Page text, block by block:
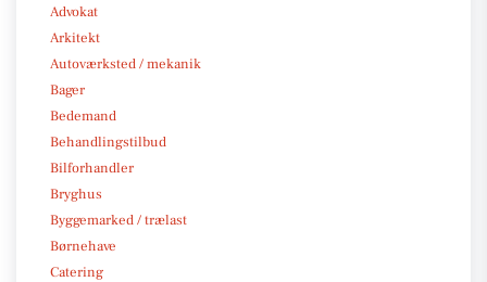
Advokat
Arkitekt
Autoværksted / mekanik
Bager
Bedemand
Behandlingstilbud
Bilforhandler
Bryghus
Byggemarked / trælast
Børnehave
Catering